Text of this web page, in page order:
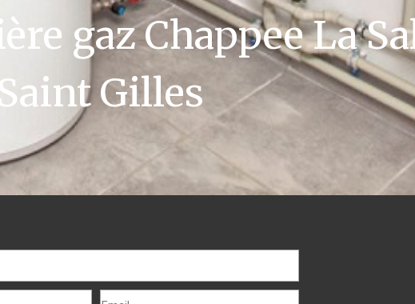
gaz Chappee La
Gilles